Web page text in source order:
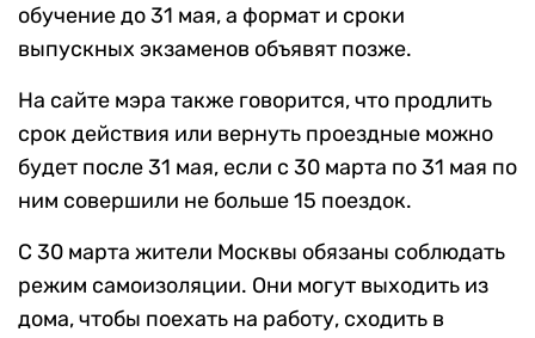
обучение до 31 мая, а формат и сроки
выпускных экзаменов объявят позже.
На сайте мэра также говорится, что продлить
срок действия или вернуть проездные можно
будет после 31 мая, если с 30 марта по 31 мая по
ним совершили не больше 15 поездок.
С 30 марта жители Москвы обязаны соблюдать
режим самоизоляции. Они могут выходить из
дома, чтобы поехать на работу, сходить в